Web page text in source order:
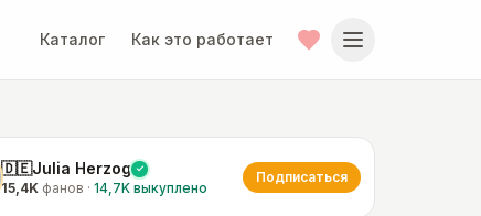
Каталог Как это работает
🇩🇪Julia Herzog
15,4K фанов · 14,7K выкуплено
Подписаться